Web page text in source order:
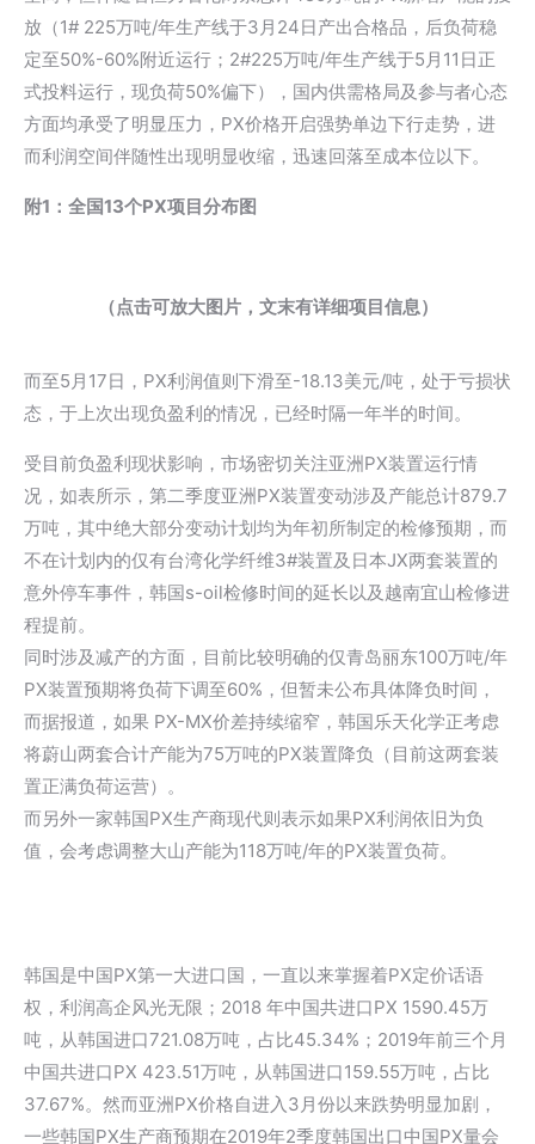
放（1# 225万吨/年生产线于3月24日产出合格品，后负荷稳
定至50%-60%附近运行；2#225万吨/年生产线于5月11日正
式投料运行，现负荷50%偏下），国内供需格局及参与者心态
方面均承受了明显压力，PX价格开启强势单边下行走势，进
而利润空间伴随性出现明显收缩，迅速回落至成本位以下。
附1：全国13个PX项目分布图
（点击可放大图片，文末有详细项目信息）
而至5月17日，PX利润值则下滑至-18.13美元/吨，处于亏损状
态，于上次出现负盈利的情况，已经时隔一年半的时间。
受目前负盈利现状影响，市场密切关注亚洲PX装置运行情
况，如表所示，第二季度亚洲PX装置变动涉及产能总计879.7
万吨，其中绝大部分变动计划均为年初所制定的检修预期，而
不在计划内的仅有台湾化学纤维3#装置及日本JX两套装置的
意外停车事件，韩国s-oil检修时间的延长以及越南宜山检修进
程提前。
同时涉及减产的方面，目前比较明确的仅青岛丽东100万吨/年
PX装置预期将负荷下调至60%，但暂未公布具体降负时间，
而据报道，如果 PX-MX价差持续缩窄，韩国乐天化学正考虑
将蔚山两套合计产能为75万吨的PX装置降负（目前这两套装
置正满负荷运营）。
而另外一家韩国PX生产商现代则表示如果PX利润依旧为负
值，会考虑调整大山产能为118万吨/年的PX装置负荷。
韩国是中国PX第一大进口国，一直以来掌握着PX定价话语
权，利润高企风光无限；2018 年中国共进口PX 1590.45万
吨，从韩国进口721.08万吨，占比45.34%；2019年前三个月
中国共进口PX 423.51万吨，从韩国进口159.55万吨，占比
37.67%。然而亚洲PX价格自进入3月份以来跌势明显加剧，
一些韩国PX生产商预期在2019年2季度韩国出口中国PX量会